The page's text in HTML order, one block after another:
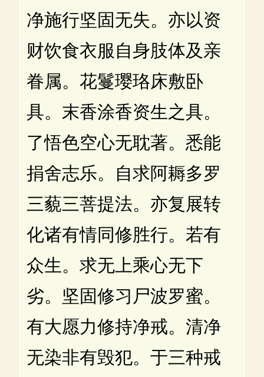
净施行坚固无失。亦以资
财饮食衣服自身肢体及亲
眷属。花鬘璎珞床敷卧
具。末香涂香资生之具。
了悟色空心无耽著。悉能
捐舍志乐。自求阿耨多罗
三藐三菩提法。亦复展转
化诸有情同修胜行。若有
众生。求无上乘心无下
劣。坚固修习尸波罗蜜。
有大愿力修持净戒。清净
无染非有毁犯。于三种戒